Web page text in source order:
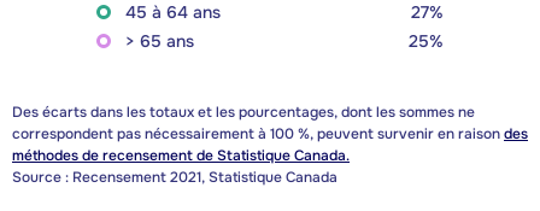
45 à 64 ans
27%
> 65 ans
25%
Des écarts dans les totaux et les pourcentages, dont les sommes ne
correspondent pas nécessairement à 100 %, peuvent survenir en raisondes
méthodes de recensement de Statistique Canada.
Source : Recensement 2021, Statistique Canada